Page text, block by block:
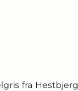
fra Hestbjerg